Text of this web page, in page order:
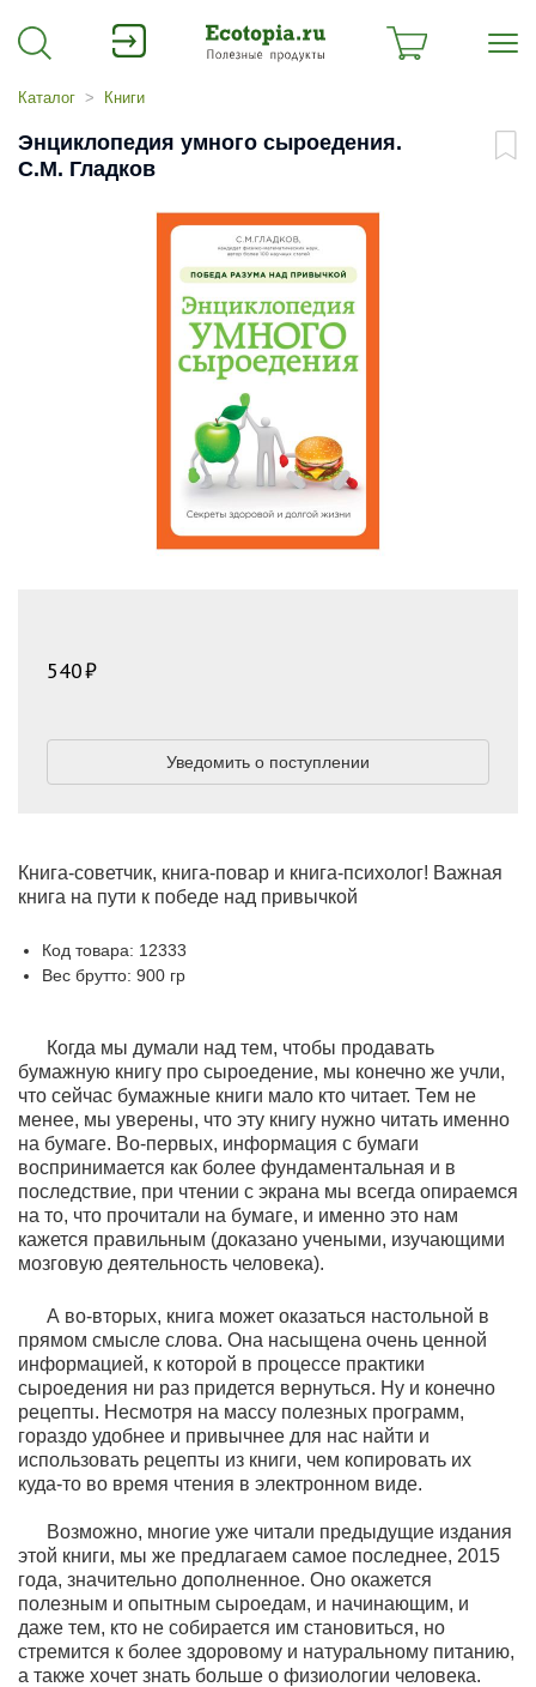
Каталог Книги
Энциклопедия умного сыроедения.
С.М. Гладков
Книга-советчик, книга-повар и книга-психолог! Важная
книга на пути к победе над привычкой
Код товара: 12333
Вес брутто: 900 гр
540
Уведомить о поступлении
Когда мы думали над тем, чтобы продавать
бумажную книгу про сыроедение, мы конечно же учли,
что сейчас бумажные книги мало кто читает. Тем не
менее, мы уверены, что эту книгу нужно читать именно
на бумаге. Во-первых, информация с бумаги
воспринимается как более фундаментальная и в
последствие, при чтении с экрана мы всегда опираемся
на то, что прочитали на бумаге, и именно это нам
кажется правильным (доказано учеными, изучающими
мозговую деятельность человека).
А во-вторых, книга может оказаться настольной в
прямом смысле слова. Она насыщена очень ценной
информацией, к которой в процессе практики
сыроедения ни раз придется вернуться. Ну и конечно
рецепты. Несмотря на массу полезных программ,
гораздо удобнее и привычнее для нас найти и
использовать рецепты из книги, чем копировать их
куда-то во время чтения в электронном виде.
Возможно, многие уже читали предыдущие издания
этой книги, мы же предлагаем самое последнее, 2015
года, значительно дополненное. Оно окажется
полезным и опытным сыроедам, и начинающим, и
даже тем, кто не собирается им становиться, но
стремится к более здоровому и натуральному питанию,
а также хочет знать больше о физиологии человека.